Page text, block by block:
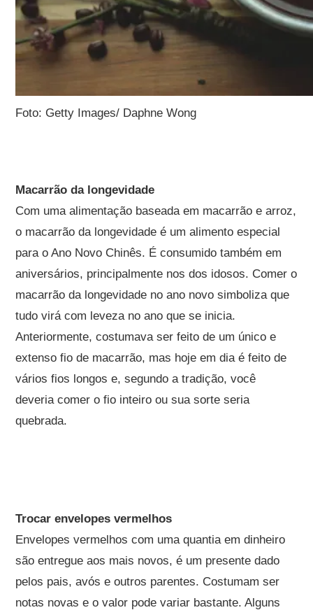
Foto: Getty Images/ Daphne Wong
Macarrão da longevidade
Com uma alimentação baseada em macarrão e arroz,
o macarrão da longevidade é um alimento especial
para o Ano Novo Chinês. É consumido também em
aniversários, principalmente nos dos idosos. Comer o
macarrão da longevidade no ano novo simboliza que
tudo virá com leveza no ano que se inicia.
Anteriormente, costumava ser feito de um único e
extenso fio de macarrão, mas hoje em dia é feito de
vários fios longos e, segundo a tradição, você
deveria comer o fio inteiro ou sua sorte seria
quebrada.
Trocar envelopes vermelhos
Envelopes vermelhos com uma quantia em dinheiro
são entregue aos mais novos, é um presente dado
pelos pais, avós e outros parentes. Costumam ser
notas novas e o valor pode variar bastante. Alguns